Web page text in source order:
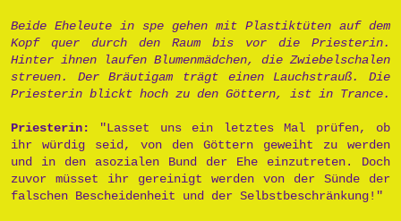
Beide Eheleute in spe gehen mit Plastiktüten auf dem
Kopf quer durch den Raum bis vor die Priesterin.
Hinter ihnen laufen Blumenmädchen, die Zwiebelschalen
streuen. Der Bräutigam trägt einen Lauchstrauß. Die
Priesterin blickt hoch zu den Göttern, ist in Trance.
Priesterin:
"Lasset uns ein letztes Mal prüfen, ob
ihr würdig seid, von den Göttern geweiht zu werden
und in den asozialen Bund der Ehe einzutreten. Doch
zuvor müsset ihr gereinigt werden von der Sünde der
falschen Bescheidenheit und der Selbstbeschränkung!"